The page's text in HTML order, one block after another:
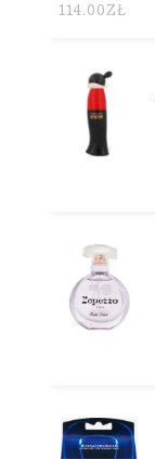
114.00ZŁ